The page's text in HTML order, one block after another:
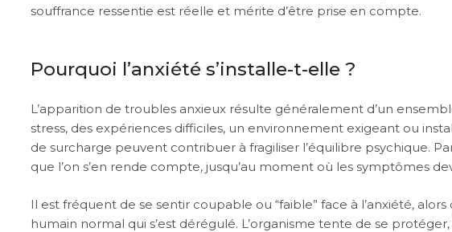
souffrance ressentie est réelle et mérite d’être prise en compte.
Pourquoi l’anxiété s’installe-t-elle ?
L’apparition de troubles anxieux résulte généralement d’un
stress, des expériences difficiles, un environnement exigeant ou
de surcharge peuvent contribuer à fragiliser l’équilibre psychique.
que l’on s’en rende compte, jusqu’au moment où les symptômes
Il est fréquent de se sentir coupable ou “faible” face à l’anxiété,
humain normal qui s’est dérégulé. L’organisme tente de se